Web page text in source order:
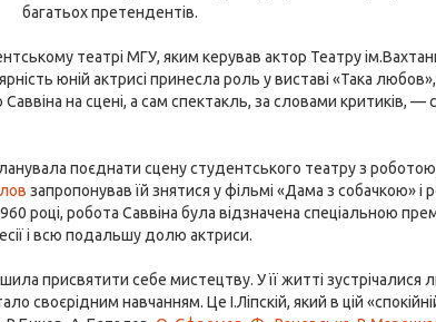
багатьох претендентів.
театрі МГУ, яким керував актор Театру
юній актрисі принесла роль у виставі «Така
на сцені, а сам спектакль, за словами критиків, —
поєднати сцену студентського театру з
запропонував їй знятися у фільмі «Дама з собачкою»
році, робота Саввіна була відзначена спеціальною
і всю подальшу долю актриси.
присвятити себе мистецтву. У її житті зустрічалися
своєрідним навчанням. Це І.Ліпскій, який в цій